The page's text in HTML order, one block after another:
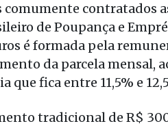
comumente
de Poupança e
é formada pela
da parcela mensal,
que fica entre 11,5% e
tradicional de R$